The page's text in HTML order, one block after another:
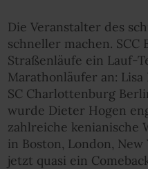
Die Veranstalter des
schneller machen.
Straßenläufe ein Lauf-
Marathonläufer an:
SC Charlottenburg
wurde Dieter Hogen
zahlreiche kenianische
in Boston, London,
jetzt quasi ein